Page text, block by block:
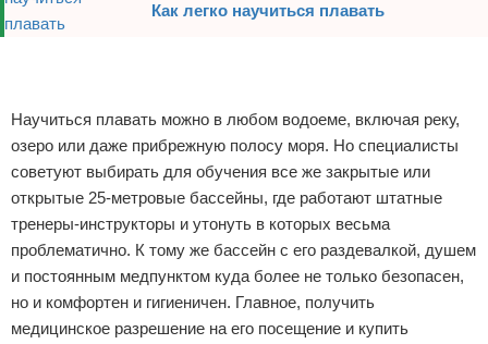
Легкая атлетика
Похудание
Йога и пилатес
Хоккей
Детский спорт
Как легко научиться плавать
Научиться плавать можно в любом водоеме, включая реку,
озеро или даже прибрежную полосу моря. Но специалисты
советуют выбирать для обучения все же закрытые или
открытые 25-метровые бассейны, где работают штатные
тренеры-инструкторы и утонуть в которых весьма
проблематично. К тому же бассейн с его раздевалкой, душем
и постоянным медпунктом куда более не только безопасен,
но и комфортен и гигиеничен. Главное, получить
медицинское разрешение на его посещение и купить